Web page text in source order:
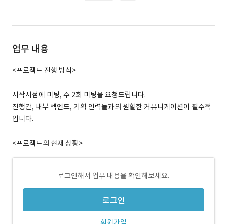
업무 내용
<프로젝트 진행 방식>
시작시점에 미팅, 주 2회 미팅을 요청드립니다.
진행간, 내부 벡엔드, 기획 인력들과의 원할한 커뮤니케이션이 필수적
입니다.
<프로젝트의 현재 상황>
로그인해서 업무 내용을 확인해보세요.
로그인